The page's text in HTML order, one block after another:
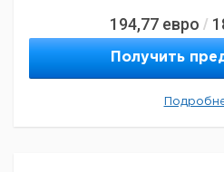
194,77 евро /
Получить